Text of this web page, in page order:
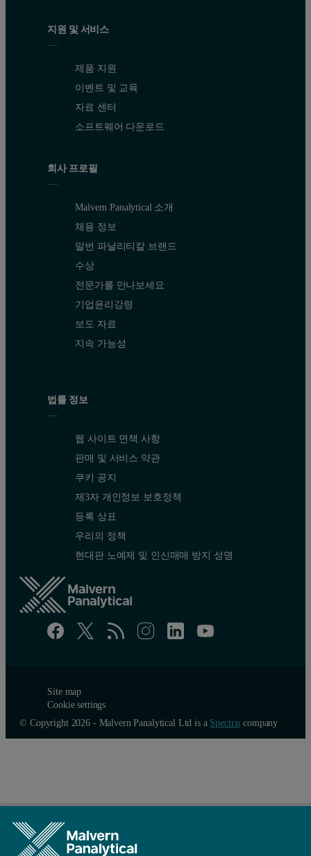
Figure 2: Particle size distributions of whole, semi-skimmed
Semi-skimmed milk 2% fat 66.63
Skimmed milk <0.5% fat 19.86
Confirmation of the casein
There are trends in the data consistent with the presence of
지원 및 서비스
제품 지원
이벤트 및 교육
자료 센터
소프트웨어 다운로드
회사 프로필
Malvern Panalytical 소개
채용 정보
말번 파날리티칼 브랜드
수상
전문가를 만나보세요
기업윤리강령
보도 자료
지속 가능성
법률 정보
웹 사이트 면책 사항
판매 및 서비스 약관
쿠키 공지
제3자 개인정보 보호정책
등록 상표
우리의 정책
현대판 노예제 및 인신매매 방지 성명
Site map
Cookie settings
© Copyright 2026 - Malvern Panalytical Ltd is a Spectris company